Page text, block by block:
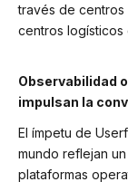
través de
centros logísticos
Observabilidad
impulsan la
El ímpetu de
mundo reflejan
plataformas